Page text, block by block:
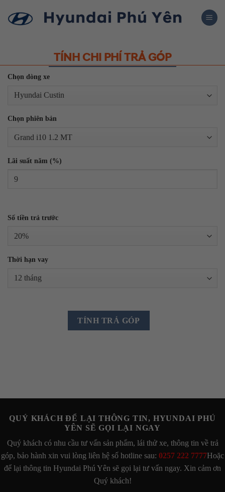
TÍNH CHI PHÍ TRẢ GÓP
Chọn dòng xe
Chọn phiên bản
Lãi suất năm (%)
Số tiền trả trước
Thời hạn vay
TÍNH TRẢ GÓP
QUÝ KHÁCH ĐỂ LẠI THÔNG TIN, HYUNDAI PHÚ
YÊN SẼ GỌI LẠI NGAY
Quý khách có nhu cầu tư vấn sản phẩm, lái thử xe, thông tin về trả
góp, bảo hành xin vui lòng liên hệ số hotline sau: 0257 222 7777Hoặc
để lại thông tin Hyundai Phú Yên sẽ gọi lại tư vấn ngay. Xin cảm ơn
Quý khách!